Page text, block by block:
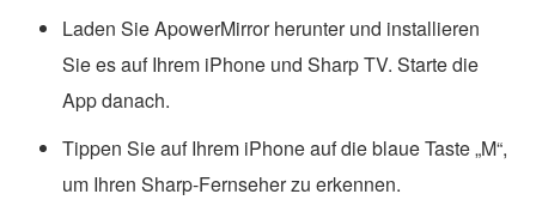
Laden Sie ApowerMirror herunter und installieren
Sie es auf Ihrem iPhone und Sharp TV. Starte die
App danach.
Tippen Sie auf Ihrem iPhone auf die blaue Taste „M“,
um Ihren Sharp-Fernseher zu erkennen.